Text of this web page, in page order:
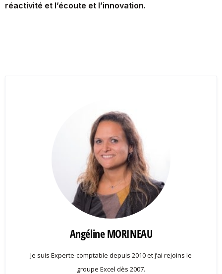
réactivité et l’écoute et l’innovation.
Angéline MORINEAU
Je suis Experte-comptable depuis 2010 et j’ai rejoins le
groupe Excel dès 2007.